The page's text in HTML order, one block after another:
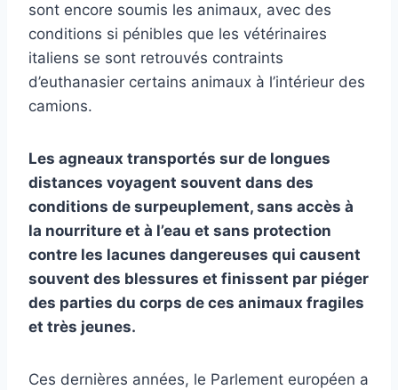
sont encore soumis les animaux, avec des
conditions si pénibles que les vétérinaires
italiens se sont retrouvés contraints
d’euthanasier certains animaux à l’intérieur des
camions.
Les agneaux transportés sur de longues
distances voyagent souvent dans des
conditions de surpeuplement, sans accès à
la nourriture et à l’eau et sans protection
contre les lacunes dangereuses qui causent
souvent des blessures et finissent par piéger
des parties du corps de ces animaux fragiles
et très jeunes.
Ces dernières années, le Parlement européen a